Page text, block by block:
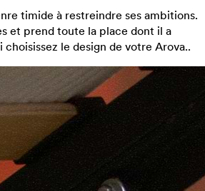
timide à restreindre ses ambitions.
et prend toute la place dont il a
choisissez le design de votre Arova..